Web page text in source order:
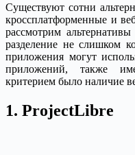
Существуют сотни
кроссплатформенные и
рассмотрим
разделение не слишком
приложения могут
приложений, также
критерием было наличие
1. ProjectLibre